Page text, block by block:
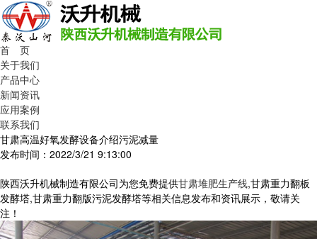
首 页
关于我们
产品中心
新闻资讯
应用案例
联系我们
甘肃高温好氧发酵设备介绍污泥减量
发布时间：2022/3/21 9:13:00
陕西沃升机械制造有限公司为您免费提供甘肃堆肥生产线,甘肃重力翻板
发酵塔,甘肃重力翻版污泥发酵塔等相关信息发布和资讯展示，敬请关
注！